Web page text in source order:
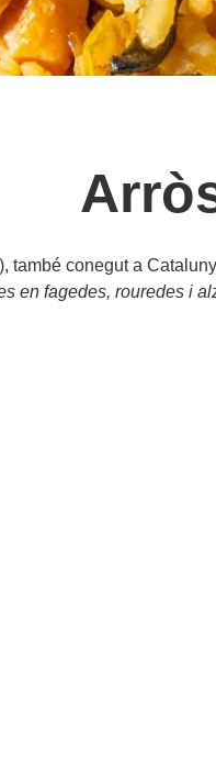
també conegut a
en fagedes, rouredes i